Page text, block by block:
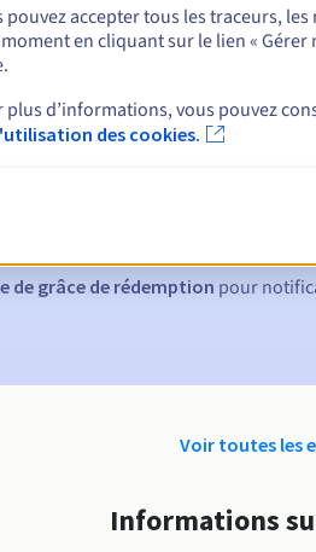
:
:
pour notification de la
de grâce de rédemption pour
Voir toutes les
Informations
pouvez accepter tous les traceurs,
en cliquant sur le lien « Gérer
plus d’informations, vous pouvez
des cookies.